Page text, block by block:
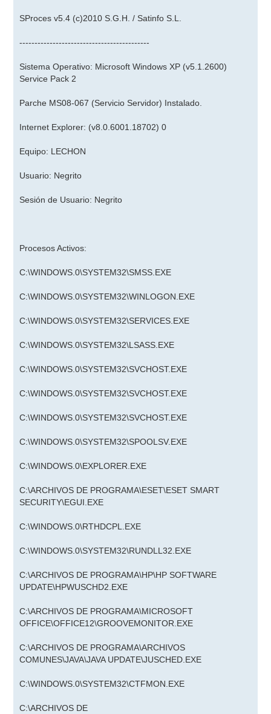
SProces v5.4 (c)2010 S.G.H. / Satinfo S.L.
-------------------------------------------
Sistema Operativo: Microsoft Windows XP (v5.1.2600)
Service Pack 2
Parche MS08-067 (Servicio Servidor) Instalado.
Internet Explorer: (v8.0.6001.18702) 0
Equipo: LECHON
Usuario: Negrito
Sesión de Usuario: Negrito
Procesos Activos:
C:\WINDOWS.0\SYSTEM32\SMSS.EXE
C:\WINDOWS.0\SYSTEM32\WINLOGON.EXE
C:\WINDOWS.0\SYSTEM32\SERVICES.EXE
C:\WINDOWS.0\SYSTEM32\LSASS.EXE
C:\WINDOWS.0\SYSTEM32\SVCHOST.EXE
C:\WINDOWS.0\SYSTEM32\SVCHOST.EXE
C:\WINDOWS.0\SYSTEM32\SVCHOST.EXE
C:\WINDOWS.0\SYSTEM32\SPOOLSV.EXE
C:\WINDOWS.0\EXPLORER.EXE
C:\ARCHIVOS DE PROGRAMA\ESET\ESET SMART
SECURITY\EGUI.EXE
C:\WINDOWS.0\RTHDCPL.EXE
C:\WINDOWS.0\SYSTEM32\RUNDLL32.EXE
C:\ARCHIVOS DE PROGRAMA\HP\HP SOFTWARE
UPDATE\HPWUSCHD2.EXE
C:\ARCHIVOS DE PROGRAMA\MICROSOFT
OFFICE\OFFICE12\GROOVEMONITOR.EXE
C:\ARCHIVOS DE PROGRAMA\ARCHIVOS
COMUNES\JAVA\JAVA UPDATE\JUSCHED.EXE
C:\WINDOWS.0\SYSTEM32\CTFMON.EXE
C:\ARCHIVOS DE